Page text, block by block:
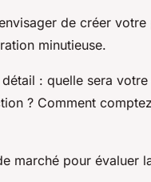
de créer
minutieuse.
: quelle sera
? Comment
marché pour évaluer